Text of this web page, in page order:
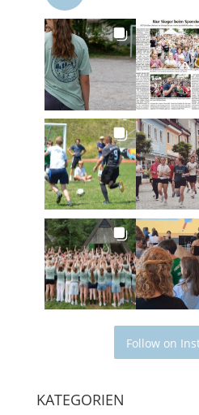
Follow on
KATEGORIEN